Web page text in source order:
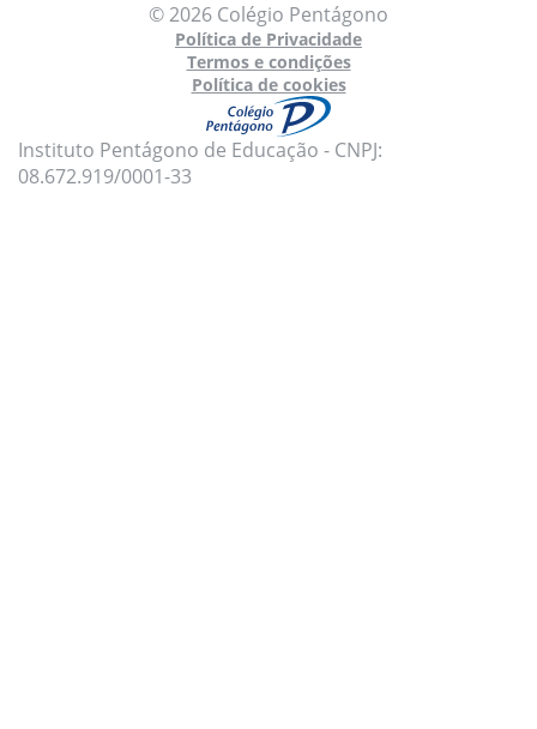
© 2026 Colégio Pentágono
Política de Privacidade
Termos e condições
Política de cookies
Instituto Pentágono de Educação - CNPJ:
08.672.919/0001-33